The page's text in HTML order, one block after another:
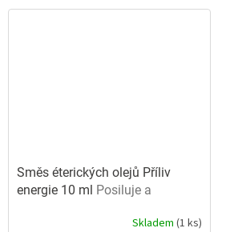
Směs éterických olejů Příliv
energie 10 ml Posiluje a
Skladem(1 ks)